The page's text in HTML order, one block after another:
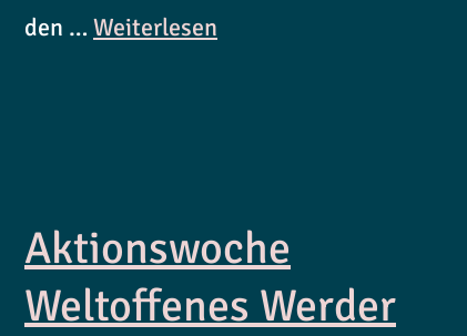
den … Weiterlesen
Aktionswoche
Weltoffenes Werder